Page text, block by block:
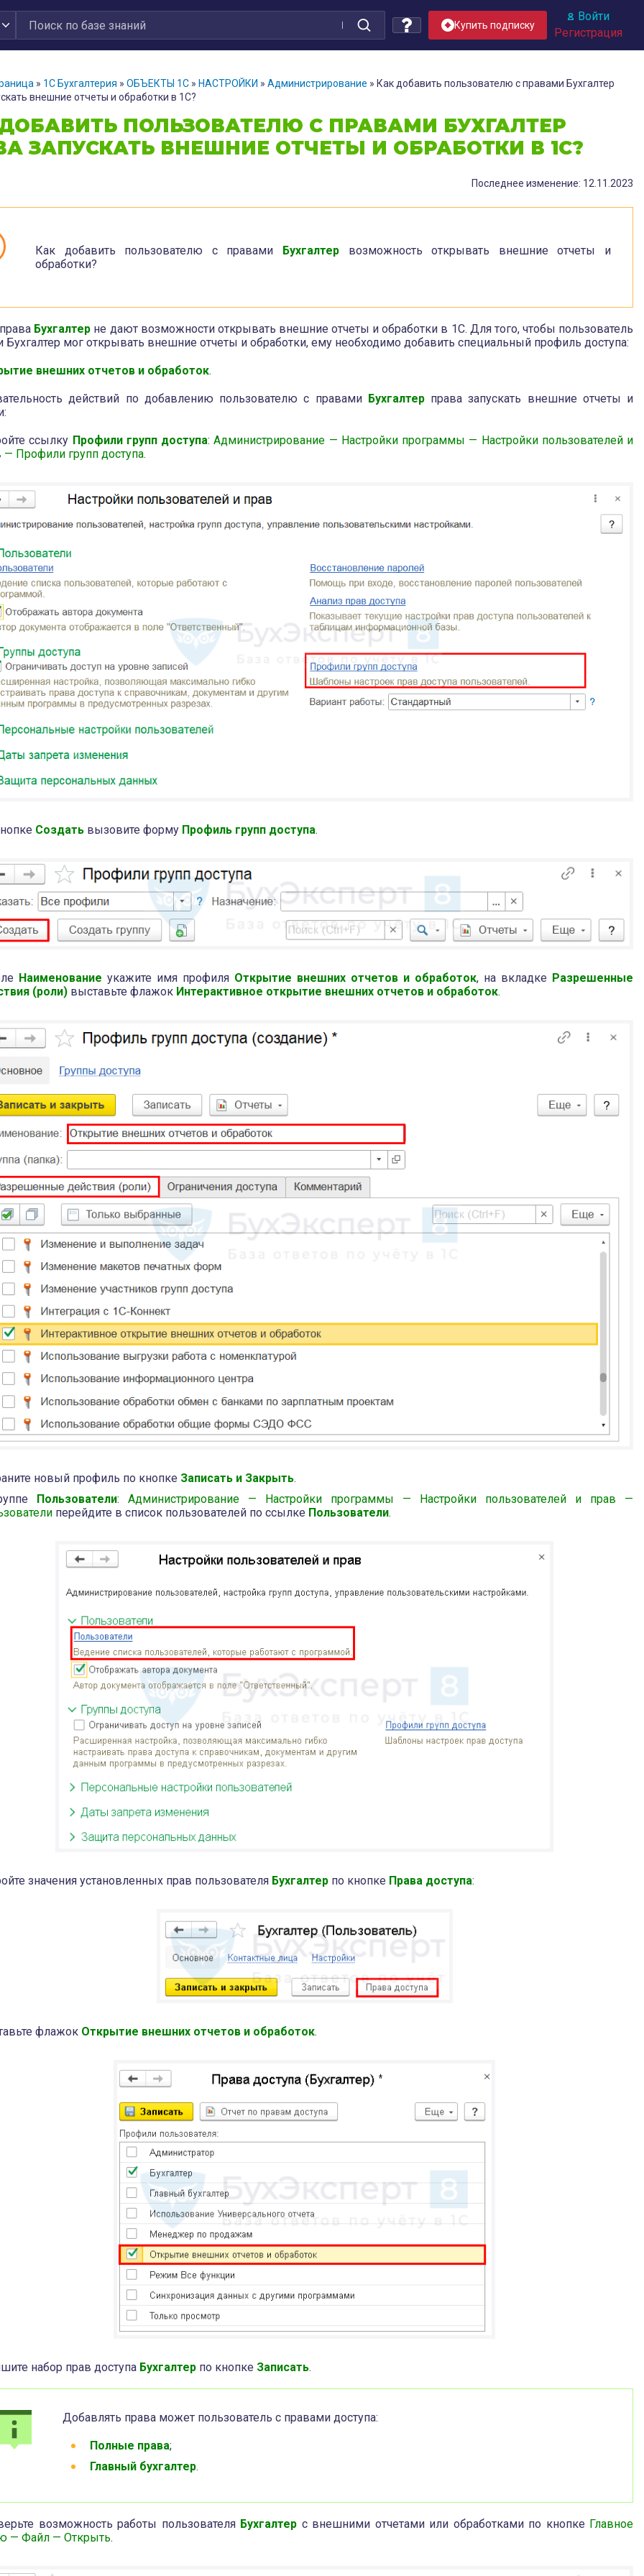
Купить подписку
Войти
Регистрация
» 1С Бухгалтерия » ОБЪЕКТЫ 1С » НАСТРОЙКИ » Администрирование » Как добавить пользователю с правами Бухгалтер
внешние отчеты и обработки в 1С?
ПОЛЬЗОВАТЕЛЮ С ПРАВАМИ БУХГАЛТЕР
ЗАПУСКАТЬ ВНЕШНИЕ ОТЧЕТЫ И ОБРАБОТКИ В 1С?
Последнее изменение: 12.11.2023
Как добавить пользователю с правами Бухгалтер возможность открывать внешние отчеты и
обработки?
Бухгалтер не дают возможности открывать внешние отчеты и обработки в 1С. Для того, чтобы пользователь
Бухгалтер мог открывать внешние отчеты и обработки, ему необходимо добавить специальный профиль доступа:
внешних отчетов и обработок.
действий по добавлению пользователю с правами Бухгалтерправа запускать внешние отчеты и
ссылку Профили групп доступа:Администрирование — Настройки программы — Настройки пользователей и
— Профили групп доступа.
Создать вызовите форму Профиль групп доступа.
Наименование укажите имя профиля Открытие внешних отчетов и обработок, на вкладке Разрешенные
(роли) выставьте флажок Интерактивное открытие внешних отчетов и обработок.
новый профиль по кнопке Записать и Закрыть.
Пользователи: Администрирование — Настройки программы — Настройки пользователей и прав —
перейдите в список пользователей по ссылке Пользователи.
значения установленных прав пользователя Бухгалтер по кнопке Права доступа:
флажок Открытие внешних отчетов и обработок.
набор прав доступа Бухгалтер по кнопке Записать.
Добавлять права может пользователь с правами доступа:
Полные права;
Главный бухгалтер.
возможность работы пользователя Бухгалтер с внешними отчетами или обработками по кнопке Главное
— Файл — Открыть.